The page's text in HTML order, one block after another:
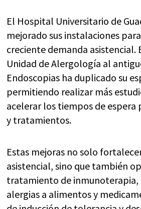
El Hospital Universitario de
mejorado sus instalaciones
creciente demanda asistencial.
Unidad de Alergología al
Endoscopias ha duplicado su
permitiendo realizar más
acelerar los tiempos de espera
y tratamientos.
Estas mejoras no solo
asistencial, sino que también
tratamiento de inmunoterapia,
alergias a alimentos y